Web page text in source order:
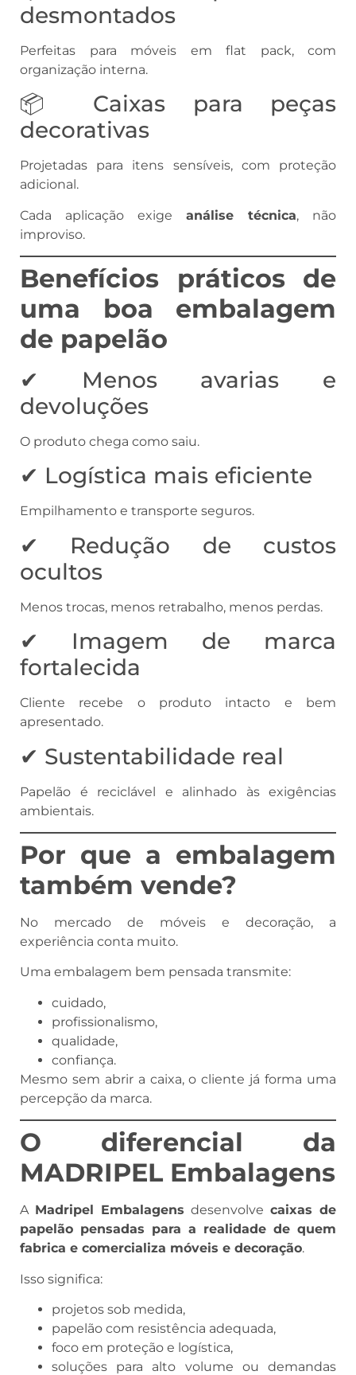
desmontados
Perfeitas para móveis em flat pack, com
organização interna.
📦 Caixas para peças
decorativas
Projetadas para itens sensíveis, com proteção
adicional.
Cada aplicação exige análise técnica, não
improviso.
Benefícios práticos de
uma boa embalagem
de papelão
✔ Menos avarias e
devoluções
O produto chega como saiu.
✔ Logística mais eficiente
Empilhamento e transporte seguros.
✔ Redução de custos
ocultos
Menos trocas, menos retrabalho, menos perdas.
✔ Imagem de marca
fortalecida
Cliente recebe o produto intacto e bem
apresentado.
✔ Sustentabilidade real
Papelão é reciclável e alinhado às exigências
ambientais.
Por que a embalagem
também vende?
No mercado de móveis e decoração, a
experiência conta muito.
Uma embalagem bem pensada transmite:
cuidado,
profissionalismo,
qualidade,
confiança.
Mesmo sem abrir a caixa, o cliente já forma uma
percepção da marca.
O diferencial da
MADRIPEL Embalagens
A Madripel Embalagens desenvolve caixas de
papelão pensadas para a realidade de quem
fabrica e comercializa móveis e decoração.
Isso significa:
projetos sob medida,
papelão com resistência adequada,
foco em proteção e logística,
soluções para alto volume ou demandas